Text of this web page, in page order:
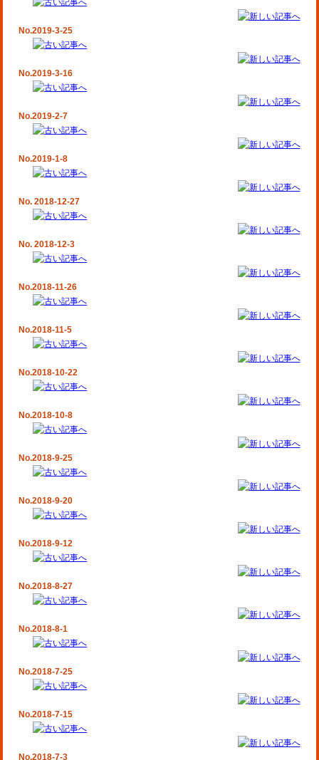
No.2019-3-25
No.2019-3-16
No.2019-2-7
No.2019-1-8
No. 2018-12-27
No. 2018-12-3
No.2018-11-26
No.2018-11-5
No.2018-10-22
No.2018-10-8
No.2018-9-25
No.2018-9-20
No.2018-9-12
No.2018-8-27
No.2018-8-1
No.2018-7-25
No.2018-7-15
No.2018-7-3